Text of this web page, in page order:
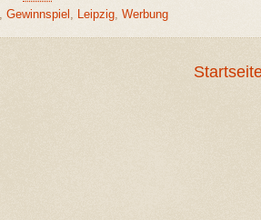
Gewinnspiel Leipzig Werbung